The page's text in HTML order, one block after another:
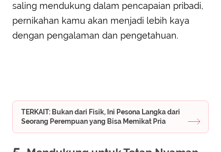
saling mendukung dalam pencapaian pribadi,
pernikahan kamu akan menjadi lebih kaya
dengan pengalaman dan pengetahuan.
TERKAIT: Bukan dari Fisik, Ini Pesona Langka dari
Seorang Perempuan yang Bisa Memikat Pria